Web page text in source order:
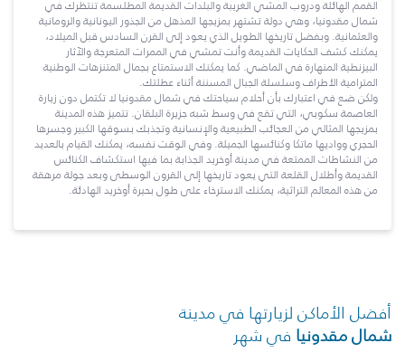
القمم الهائلة ودروب المشي الغريبة والبلدات القديمة المطلسمة تنتظرك في
شمال مقدونيا، وهي دولة تشتهر بمزيجها المذهل من الجذور اليونانية والرومانية
والعثمانية. وبفضل تاريخها الطويل الذي يعود إلى القرن السادس قبل الميلاد،
يمكنك كشف الحكايات القديمة وأنت تمشي في الممرات المتعرجة والآثار
البيزنطية المنهارة في الماضي. كما يمكنك الاستمتاع بجمال المتنزهات الوطنية
المترامية الأطراف وسلسلة الجبال المسننة أثناء عطلتك.
ولكن ضع في اعتبارك بأن أحلام سياحتك في شمال مقدونيا لا تكتمل دون زيارة
العاصمة سكوبي، التي تقع في وسط شبه جزيرة البلقان. تتميز هذه المدينة
بمزيجها المثالي من العجائب الطبيعية والإنسانية وتجذبك بسوقها الكبير وجسرها
الحجري وواديها ماتكا وكنائسها الجميلة. وفي الوقت نفسه، يمكنك القيام بالعديد
من النشاطات الممتعة في مدينة أوخريد الجذابة بما فيها استكشاف الكنائس
القديمة وأطلال القلعة التي يعود تاريخها إلى القرون الوسطى وبعد جولة مرهقة
من هذه المعالم التراثية، يمكنك الاسترخاء على طول بحيرة أوخريد الهادئة.
أفضل الأماكن لزيارتها في مدينة
شمال مقدونيا في شهر